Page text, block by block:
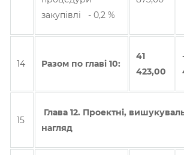
закупівлі - 0,2 %
14 Разом по главi 10:
41
423,00
15
Глава 12. Проектні,
нагляд